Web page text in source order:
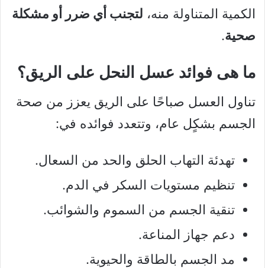
الكمية المتناولة منه، لتجنب أي ضرر أو مشكلة
صحية.
ما هى فوائد عسل النحل على الريق؟
تناول العسل صباحًا على الريق يعزز من صحة
الجسم بشكٍل عام، وتتعدد فوائده في:
تهدئة التهاب الحلق والحد من السعال.
تنظيم مستويات السكر في الدم.
تنقية الجسم من السموم والشوائب.
دعم جهاز المناعة.
مد الجسم بالطاقة والحيوية.